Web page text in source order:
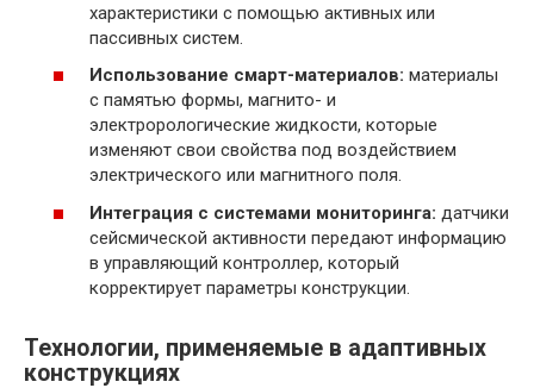
характеристики с помощью активных или
пассивных систем.
Использование смарт-материалов: материалы
с памятью формы, магнито- и
электрорологические жидкости, которые
изменяют свои свойства под воздействием
электрического или магнитного поля.
Интеграция с системами мониторинга: датчики
сейсмической активности передают информацию
в управляющий контроллер, который
корректирует параметры конструкции.
Технологии, применяемые в адаптивных
конструкциях